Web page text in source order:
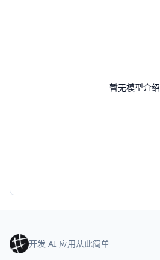
暂无模型介绍
开发 AI 应用从此简单